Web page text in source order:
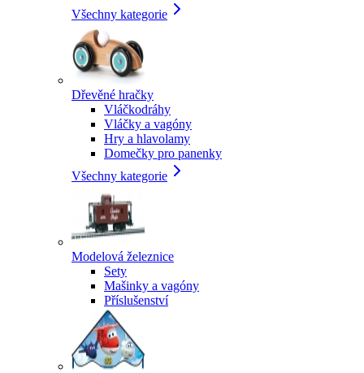
Všechny kategorie
Dřevěné hračky
Vláčkodráhy
Vláčky a vagóny
Hry a hlavolamy
Domečky pro panenky
Všechny kategorie
Modelová železnice
Sety
Mašinky a vagóny
Příslušenství